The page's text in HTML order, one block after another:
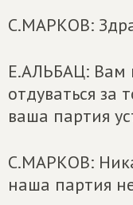
С.МАРКОВ:
Е.АЛЬБАЦ: Вам
отдуваться за
ваша партия
С.МАРКОВ:
наша партия